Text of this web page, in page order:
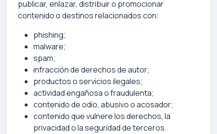
publicar, enlazar, distribuir o promocionar
contenido o destinos relacionados con:
phishing;
malware;
spam;
infracción de derechos de autor;
productos o servicios ilegales;
actividad engañosa o fraudulenta;
contenido de odio, abusivo o acosador;
contenido que vulnere los derechos, la
privacidad o la seguridad de terceros.